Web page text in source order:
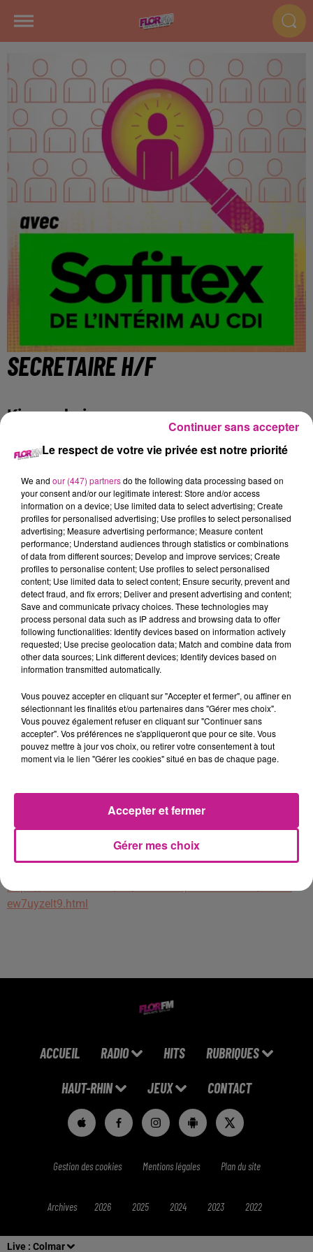
Live : Colmar
SECRETAIRE H/F
Kingersheim
Nous recrutons pour notre partenaire située à KINGERSHEIM,
un(e) SECRETAIRE H/F.
Vous intégrez cette entreprise dans le cadre d'un
accroissement d'activité et vos principales missions seront
les suivantes:
- Travaux de saisie dans un logiciel propre à l'entreprise
(formation en interne assurée)
- Travaux administratifs courants: devis, contrôle de
factures, suivi et envoi des relevés d'heures intérimaires,
gestion de la boite mails...
- Accueil physique et téléphonique
Le poste est à pourvoir IMMEDIATEMENT dans le cadre
Les horaires sont de journée du lundi au vendredi (08h00-
12h00/14h00-17h00).
Le salaire est de 11.65€/h + 8% de prime d'assiduité soit
0.91€/h.
Pour mener à bien ce poste vous devez posséder des
compétences en informatique (outlook, excel et word).
Vous possédez de bonnes qualités relationnelles et faites
preuve d'organisation et de rigueur.
https://www.sofitex.fr/FR/offres-emploi-interim-cdi/detail-
ew7uyzelt9.html
ACCUEIL RADIO HITS RUBRIQUES
HAUT-RHIN JEUX CONTACT
Gestion des cookies Mentions légales Plan du site
Archives 2026 2025 2024 2023 2022
Le respect de votre vie privée est notre priorité
We and our (447) partnersdo the following data processing based on
your consent and/or our legitimate interest: Store and/or access
information on a device; Use limited data to select advertising; Create
profiles for personalised advertising; Use profiles to select personalised
advertising; Measure advertising performance; Measure content
performance; Understand audiences through statistics or combinations
of data from different sources; Develop and improve services; Create
profiles to personalise content; Use profiles to select personalised
content; Use limited data to select content; Ensure security, prevent and
detect fraud, and fix errors; Deliver and present advertising and content;
Save and communicate privacy choices. These technologies may
process personal data such as IP address and browsing data to offer
following functionalities: Identify devices based on information actively
requested; Use precise geolocation data; Match and combine data from
other data sources; Link different devices; Identify devices based on
information transmitted automatically.
Vous pouvez accepter en cliquant sur "Accepter et fermer", ou affiner en
sélectionnant les finalités et/ou partenaires dans "Gérer mes choix".
Vous pouvez également refuser en cliquant sur "Continuer sans
accepter". Vos préférences ne s'appliqueront que pour ce site. Vous
pouvez mettre à jour vos choix, ou retirer votre consentement à tout
moment via le lien "Gérer les cookies" situé en bas de chaque page.
Gérer mes choix
Accepter et fermer
Continuer sans accepter